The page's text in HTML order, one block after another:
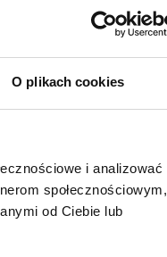
O plikach cookies
i analizować
społecznościowym,
od Ciebie lub